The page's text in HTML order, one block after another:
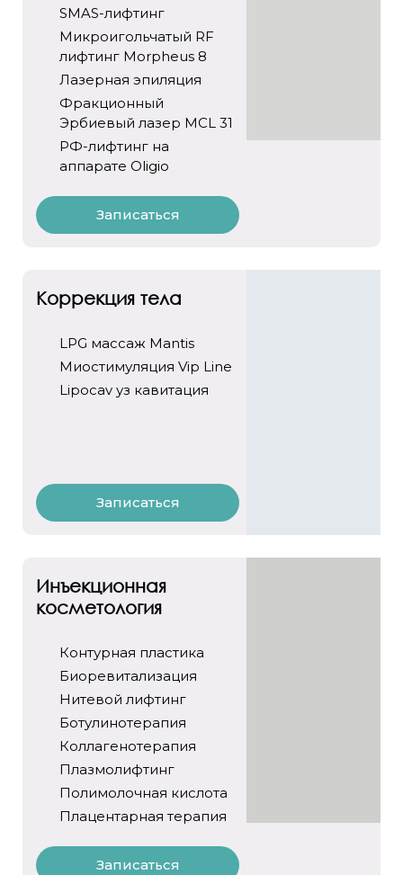
SMAS-лифтинг
Микроигольчатый RF
лифтинг Morpheus 8
Лазерная эпиляция
Фракционный
Эрбиевый лазер MCL 31
РФ-лифтинг на
аппарате Oligio
Записаться
Коррекция тела
LPG массаж Mantis
Миостимуляция Vip Line
Lipocav уз кавитация
Записаться
Инъекционная
косметология
Контурная пластика
Биоревитализация
Нитевой лифтинг
Ботулинотерапия
Коллагенотерапия
Плазмолифтинг
Полимолочная кислота
Плацентарная терапия
Записаться